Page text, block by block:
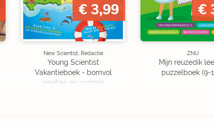
€ 3,99
New Scientist, Redactie
Young Scientist
Vakantieboek - bomvol
weetjes en puzzels
€
ZNU
Mijn reuzedik
puzzelboek (9-